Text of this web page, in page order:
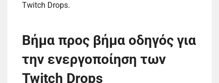
Twitch Drops.
Βήμα προς βήμα οδηγός για
την ενεργοποίηση των
Twitch Drops